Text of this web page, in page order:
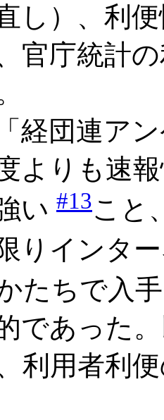
し）、利
官庁統計
経団連ア
よりも速
い #13こと
りインタ
たちで入
であった
利用者利